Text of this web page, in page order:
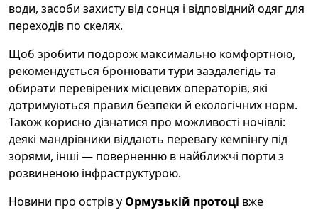
води, засоби захисту від сонця і відповідний одяг для
переходів по скелях.
Щоб зробити подорож максимально комфортною,
рекомендується бронювати тури заздалегідь та
обирати перевірених місцевих операторів, які
дотримуються правил безпеки й екологічних норм.
Також корисно дізнатися про можливості ночівлі:
деякі мандрівники віддають перевагу кемпінгу під
зорями, інші — поверненню в найближчі порти з
розвиненою інфраструктурою.
Новини про острів у Ормузькій протоці вже